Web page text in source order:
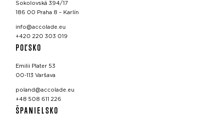
Sokolovská 394/17
186 00 Praha 8 – Karlín
info@accolade.eu
+420 220 303 019
POĽSKO
Emilii Plater 53
00-113 Varšava
poland@accolade.eu
+48 508 611 226
ŠPANIELSKO